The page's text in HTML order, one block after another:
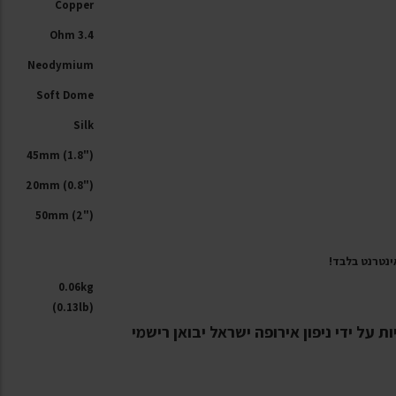
Copper
3.4 Ohm
Neodymium
Soft Dome
Silk
45mm (1.8")
20mm (0.8")
50mm (2")
בלבד!
על ידי ניפון אירופה ישראל יבואן רישמי
0.06kg
(0.13lb)